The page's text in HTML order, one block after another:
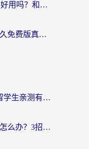
海外党实测：ChickCN VPN好用吗？和OurPlay VPN对比哪个回国效果更好？附避坑指南
海外党必看：应用加速器永久免费版真的靠谱吗？教你选对回国加速器无缝刷国内资源
在国外怎么看bilibili番剧？留学生亲测有效的地域限制突破指南（附酷我酷狗音乐解决方法）
在越南用搜狐视频地区限制怎么办？3招解决海外看国内剧难题（附西瓜视频CCTV观看技巧）